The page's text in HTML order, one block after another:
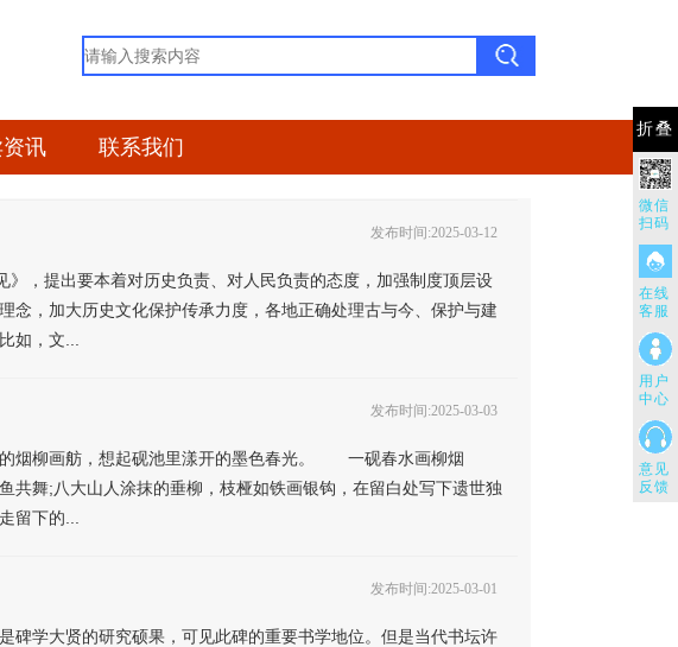
折叠
微信
扫码
在线
客服
用户
中心
意见
反馈
讯 联系我们
发布时间:2025-03-12
，提出要本着对历史负责、对人民负责的态度，加强制度顶层设
念，加大历史文化保护传承力度，各地正确处理古与今、保护与建
如，文...
发布时间:2025-03-03
的烟柳画舫，想起砚池里漾开的墨色春光。 一砚春水画柳烟
共舞;八大山人涂抹的垂柳，枝桠如铁画银钩，在留白处写下遗世独
留下的...
发布时间:2025-03-01
碑学大贤的研究硕果，可见此碑的重要书学地位。但是当代书坛许